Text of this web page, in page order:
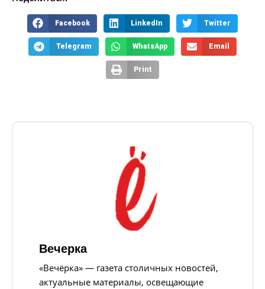
Facebook LinkedIn Twitter
Telegram WhatsApp Email
Print
Вечерка
«Вечёрка» — газета столичных новостей,
актуальные материалы, освещающие